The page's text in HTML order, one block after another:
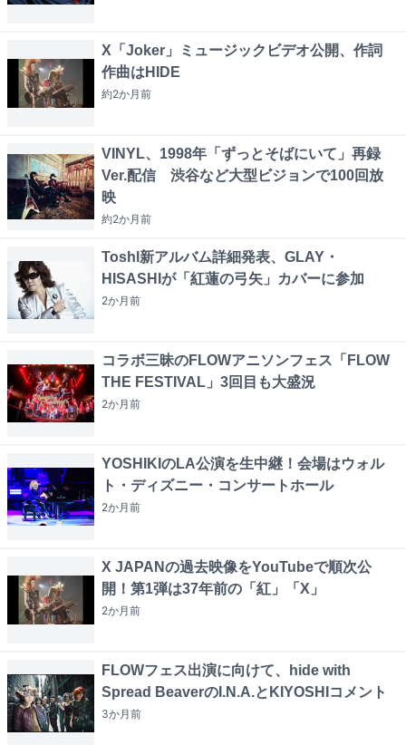
X「Joker」ミュージックビデオ公開、作詞
作曲はHIDE
約2か月前
VINYL、1998年「ずっとそばにいて」再録
Ver.配信 渋谷など大型ビジョンで100回放
映
約2か月前
Toshl新アルバム詳細発表、GLAY・
HISASHIが「紅蓮の弓矢」カバーに参加
2か月前
コラボ三昧のFLOWアニソンフェス「FLOW
THE FESTIVAL」3回目も大盛況
2か月前
YOSHIKIのLA公演を生中継！会場はウォル
ト・ディズニー・コンサートホール
2か月前
X JAPANの過去映像をYouTubeで順次公
開！第1弾は37年前の「紅」「X」
2か月前
FLOWフェス出演に向けて、hide with
Spread BeaverのI.N.A.とKIYOSHIコメント
3か月前